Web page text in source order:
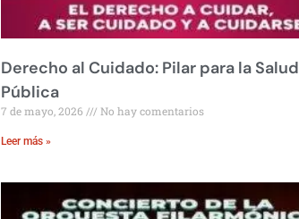
Derecho al Cuidado: Pilar para la Salud
Pública
7 de mayo, 2026 No hay comentarios
Leer más »